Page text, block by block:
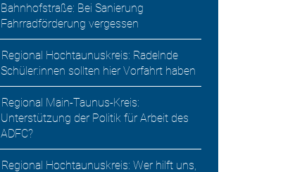
Bahnhofstraße: Bei Sanierung
Fahrradförderung vergessen
Regional Hochtaunuskreis: Radelnde
Schüler:innen sollten hier Vorfahrt haben
Regional Main-Taunus-Kreis:
Unterstützung der Politik für Arbeit des
ADFC?
Regional Hochtaunuskreis: Wer hilft uns,